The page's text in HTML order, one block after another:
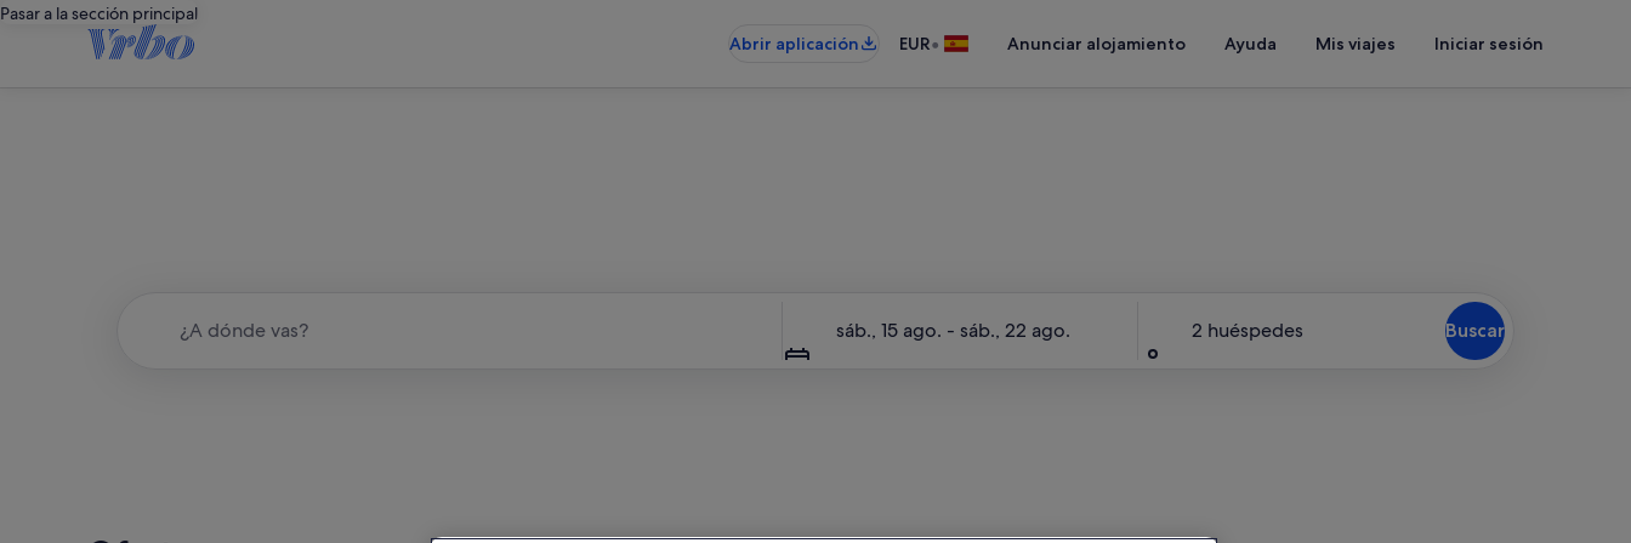
Pasar a la sección principal
Abrir aplicación
EUR• Anunciar alojamiento Ayuda Mis viajes Iniciar sesión
sáb., 15 ago. - sáb., 22 ago. 2 huéspedes Buscar